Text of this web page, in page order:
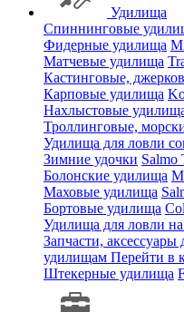
Удилища
Спиннинговые
Фидерные удилища
Матчевые удилища
Кастинговые,
Карповые удилища
Нахлыстовые
Троллинговые,
Удилища для ловли
Зимние удочки Salmo
Болонские удилища
Маховые удилища
Бортовые удилища
Удилища для ловли
Запчасти,
удилищам Перейти в
Штекерные удилища